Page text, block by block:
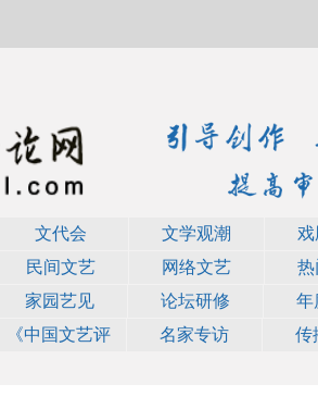
文代会 文学观潮
民间文艺 网络文艺 热
家园艺见 论坛研修 年
《中国文艺评
名家专访 传